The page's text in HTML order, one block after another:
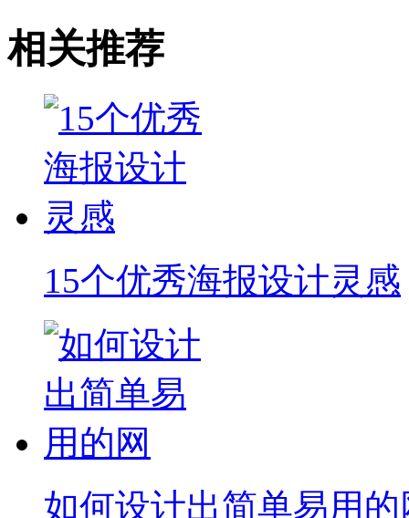
相关推荐
15个优秀海报设计灵感
如何设计出简单易用的